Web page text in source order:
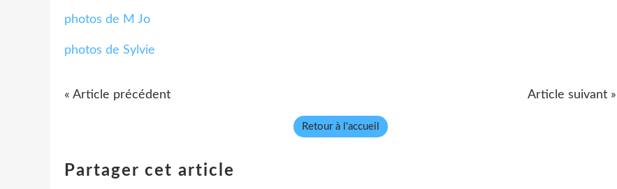
photos de M Jo
photos de Sylvie
« Article précédent Article suivant »
Retour à l'accueil
Partager cet article